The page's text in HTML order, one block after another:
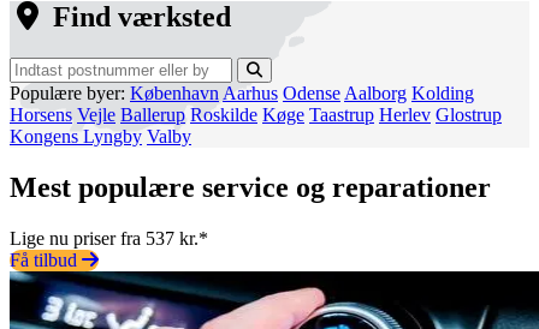
Find værksted
Populære byer: København Aarhus Odense Aalborg Kolding
Horsens Vejle Ballerup Roskilde Køge Taastrup Herlev Glostrup
Kongens Lyngby Valby
Mest populære service og reparationer
Lige nu priser fra 537 kr.*
Få tilbud